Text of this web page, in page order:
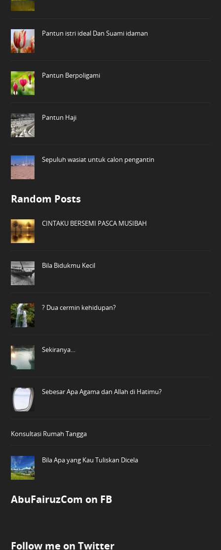
Pantun istri ideal Dan Suami idaman
Pantun Berpoligami
Pantun Haji
Sepuluh wasiat untuk calon pengantin
Random Posts
CINTAKU BERSEMI PASCA MUSIBAH
Bila Bidukmu Kecil
? Dua cermin kehidupan?
Sekiranya…
Sebesar Apa Agama dan Allah di Hatimu?
Konsultasi Rumah Tangga
Bila Apa yang Kau Tuliskan Dicela
AbuFairuzCom on FB
Follow me on Twitter